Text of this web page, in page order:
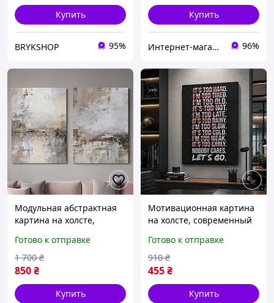
Купить
BRYKSHOP 95%
Купить
Интернет-магазин TVOЁ 96%
Модульная абстрактная
картина на холсте,
интерьера,
декоративный набор
постеров для дома и
офиса
Готово к отправке
850₴
1 700 ₴
Купить
Мотивационная картина
на холсте, современный
стильный настенный
декор
Готово к отправке
455₴
910 ₴
Купить